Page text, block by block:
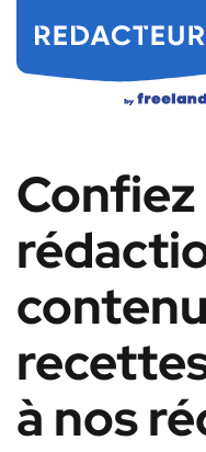
Confiez
à nos